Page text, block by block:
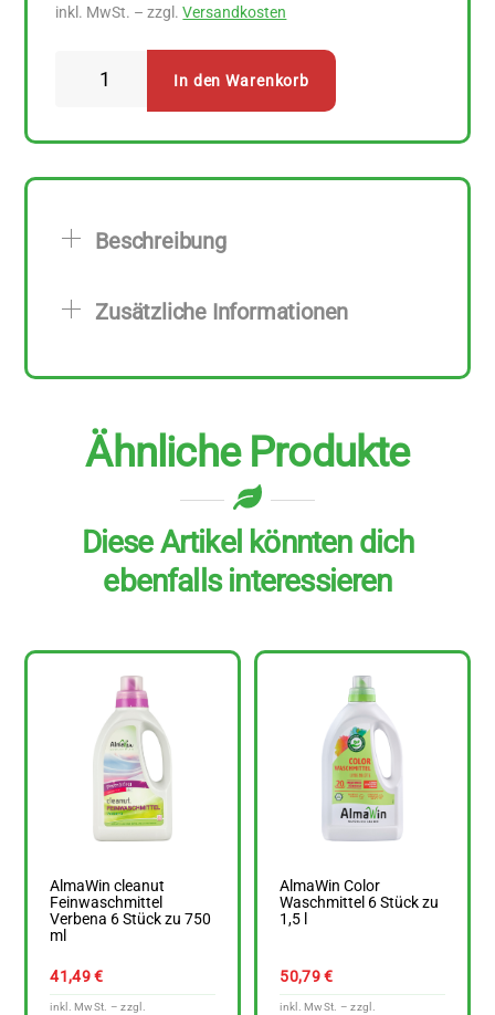
inkl. MwSt. – zzgl.Versandkosten
Stück
ml
In den Warenkorb
Beschreibung
Zusätzliche Informationen
Ähnliche Produkte
Diese Artikel könnten dich
ebenfalls interessieren
AlmaWin cleanut
Feinwaschmittel
Verbena 6 Stück zu 750
ml
41,49€
AlmaWin Color
Waschmittel 6 Stück zu
1,5 l
50,79€